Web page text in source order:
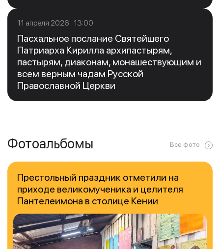
11 апреля 2026 13:00
Пасхальное послание Святейшего
Патриарха Кирилла архипастырям,
пастырям, диаконам, монашествующим и
всем верным чадам Русской
Православной Церкви
Фотоальбомы Все фото
Престольный праздник отметили на
приходе великомученика и целителя
Пантелеимона в столице Кении